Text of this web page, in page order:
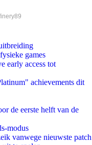
games
early access tot
achievements dit
de eerste helft van de
modus
vanwege nieuwste patch